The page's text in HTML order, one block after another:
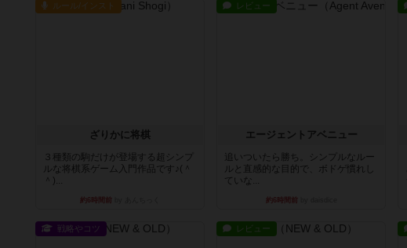
ルール/インスト
ざりかに将棋
３種類の駒だけが登場する超シンプ
ルな将棋系ゲーム入門作品です♪(＾
＾)...
約6時間前
レビュー
エージェントアベニュー
追いついたら勝ち。シンプルなルー
ルと直感的な目的で、ボドゲ慣れし
ていな...
約6時間前
戦略やコツ レビュー